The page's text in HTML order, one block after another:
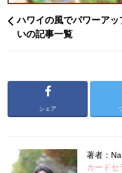
ハワイの風でパワーア
いの記事一覧
シェア
著者：
カードセ